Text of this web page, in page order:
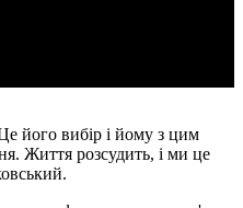
його вибір і йому з цим
Життя розсудить, і ми це